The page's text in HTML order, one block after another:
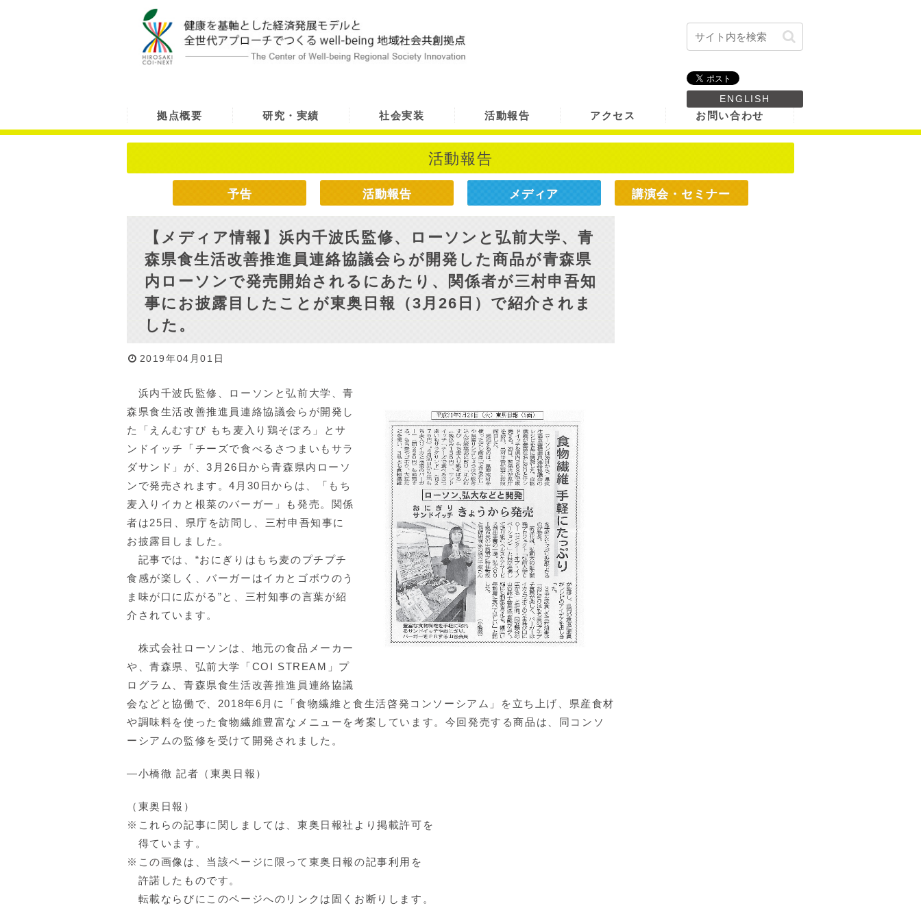
ENGLISH
拠点概要 研究・実績 社会実装 活動報告 アクセス お問い合わせ
活動報告
予告 活動報告 メディア 講演会・セミナー
【メディア情報】浜内千波氏監修、ローソンと弘前大学、青
森県食生活改善推進員連絡協議会らが開発した商品が青森県
内ローソンで発売開始されるにあたり、関係者が三村申吾知
事にお披露目したことが東奥日報（3月26日）で紹介されま
した。
2019年04月01日
浜内千波氏監修、ローソンと弘前大学、青
森県食生活改善推進員連絡協議会らが開発し
た「えんむすび もち麦入り鶏そぼろ」とサ
ンドイッチ「チーズで食べるさつまいもサラ
ダサンド」が、3月26日から青森県内ローソ
ンで発売されます。4月30日からは、「もち
麦入りイカと根菜のバーガー」も発売。関係
者は25日、県庁を訪問し、三村申吾知事に
お披露目しました。
記事では、“おにぎりはもち麦のプチプチ
食感が楽しく、バーガーはイカとゴボウのう
ま味が口に広がる”と、三村知事の言葉が紹
介されています。
株式会社ローソンは、地元の食品メーカー
や、青森県、弘前大学「COI STREAM」プ
ログラム、青森県食生活改善推進員連絡協議
会などと協働で、2018年6月に「食物繊維と食生活啓発コンソーシアム」を立ち上げ、県産食材
や調味料を使った食物繊維豊富なメニューを考案しています。今回発売する商品は、同コンソ
ーシアムの監修を受けて開発されました。
―小橋徹 記者（東奥日報）
（東奥日報）
※これらの記事に関しましては、東奥日報社より掲載許可を
得ています。
※この画像は、当該ページに限って東奥日報の記事利用を
許諾したものです。
転載ならびにこのページへのリンクは固くお断りします。